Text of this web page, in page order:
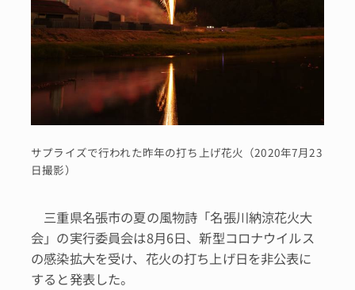
サプライズで行われた昨年の打ち上げ花火（2020年7月23
日撮影）
三重県名張市の夏の風物詩「名張川納涼花火大
会」の実行委員会は8月6日、新型コロナウイルス
の感染拡大を受け、花火の打ち上げ日を非公表に
すると発表した。